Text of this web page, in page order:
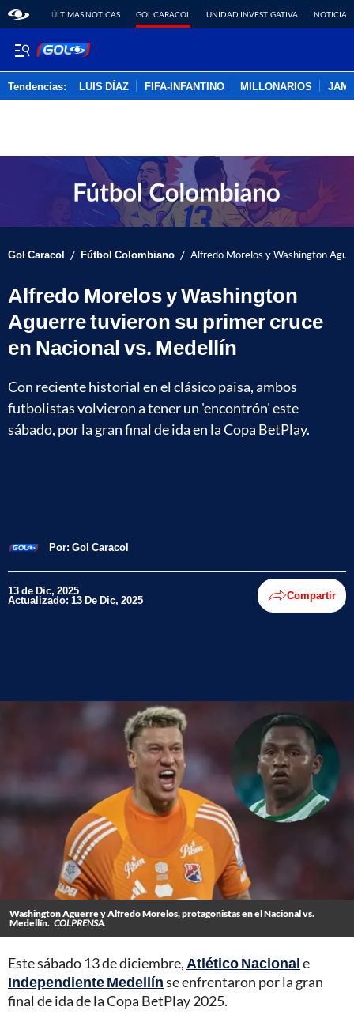
ÚLTIMAS NOTICAS GOL CARACOL UNIDAD INVESTIGATIVA NOTICIAS
Tendencias: LUIS DÍAZ FIFA-INFANTINO MILLONARIOS
Gol Caracol / Fútbol Colombiano / Alfredo Morelos y Washington
Alfredo Morelos y Washington
Aguerre tuvieron su primer cruce
en Nacional vs. Medellín
Con reciente historial en el clásico paisa, ambos
futbolistas volvieron a tener un 'encontrón' este
sábado, por la gran final de ida en la Copa BetPlay.
Por: Gol Caracol
13 de Dic, 2025
Actualizado: 13 De Dic, 2025 Compartir
Washington Aguerre y Alfredo Morelos, protagonistas en el Nacional vs.
Medellín. COLPRENSA.
Este sábado 13 de diciembre, Atlético Nacionale
Independiente Medellínse enfrentaron por la gran
final de ida de la Copa BetPlay 2025.